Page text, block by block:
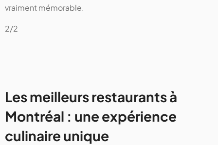
vraiment mémorable.
2/2
Les meilleurs restaurants à
Montréal : une expérience
culinaire unique